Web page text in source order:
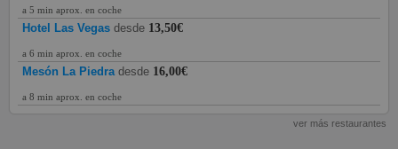
a 5 min aprox. en coche
Hotel Las Vegas desde 13,50€
a 6 min aprox. en coche
Mesón La Piedra desde 16,00€
a 8 min aprox. en coche
ver más restaurantes